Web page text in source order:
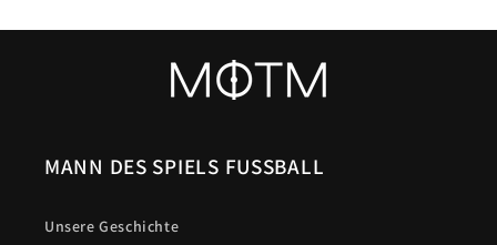
MANN DES SPIELS FUSSBALL
Unsere Geschichte